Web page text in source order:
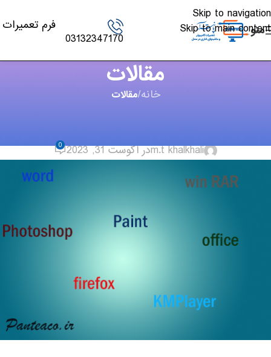
Skip to navigation
Skip to main content
منو
03132347170
فرم تعمیرات
مقالات
خانه/مقالات
m.t khalkhaliدر آگوست 31, 2023 0